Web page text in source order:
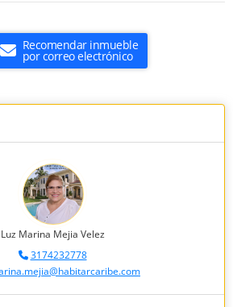
Recomendar inmueble
por correo electrónico
Luz Marina Mejia Velez
3174232778